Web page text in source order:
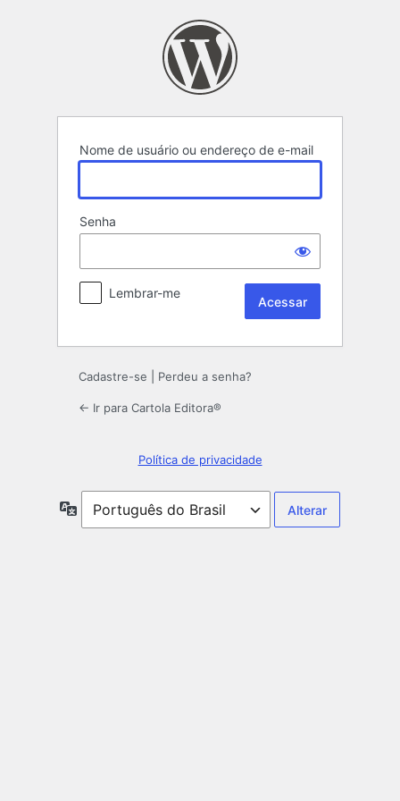
Nome de usuário ou endereço de e-mail
Senha
Lembrar-me
Cadastre-se Perdeu a senha?
← Ir para Cartola Editora®️
Política de privacidade
Idioma